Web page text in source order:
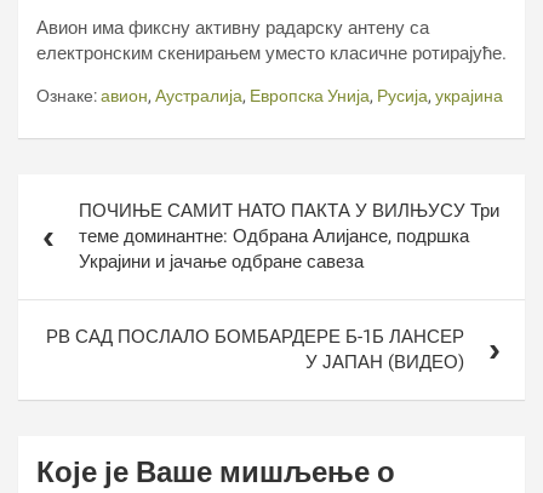
Авион има фиксну активну радарску антену са
електронским скенирањем уместо класичне ротирајуће.
Ознаке:авион, Аустралија, Европска Унија, Русија, украјина
чланкаПОЧИЊЕ САМИТ НАТО ПАКТА У ВИЛЊУСУ Три
теме доминантне: Одбрана Алијансе, подршка
Украјини и јачање одбране савеза
РВ САД ПОСЛАЛО БОМБАРДЕРЕ Б-1Б ЛАНСЕР
У ЈАПАН (ВИДЕО)
Које је Ваше мишљење о